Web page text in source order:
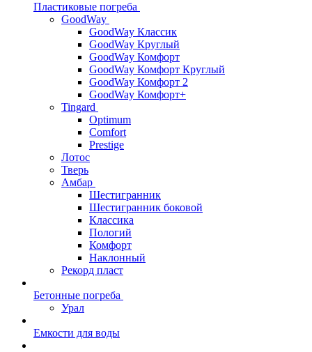
Пластиковые погреба
GoodWay
GoodWay Классик
GoodWay Круглый
GoodWay Комфорт
GoodWay Комфорт Круглый
GoodWay Комфорт 2
GoodWay Комфорт+
Tingard
Optimum
Comfort
Prestige
Лотос
Тверь
Амбар
Шестигранник
Шестигранник боковой
Классика
Пологий
Комфорт
Наклонный
Рекорд пласт
Бетонные погреба
Урал
Емкости для воды